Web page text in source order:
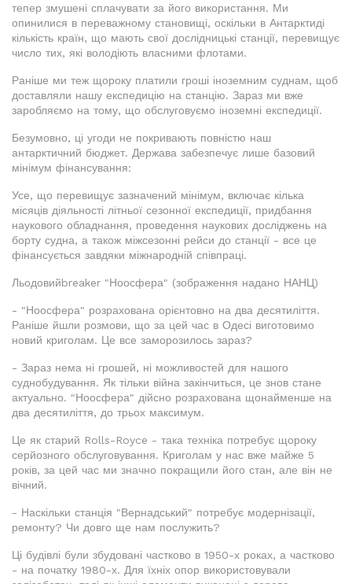
тепер змушені сплачувати за його використання. Ми
опинилися в переважному становищі, оскільки в Антарктиді
кількість країн, що мають свої дослідницькі станції, перевищує
число тих, які володіють власними флотами.
Раніше ми теж щороку платили гроші іноземним суднам, щоб
доставляли нашу експедицію на станцію. Зараз ми вже
заробляємо на тому, що обслуговуємо іноземні експедиції.
Безумовно, ці угоди не покривають повністю наш
антарктичний бюджет. Держава забезпечує лише базовий
мінімум фінансування:
Усе, що перевищує зазначений мінімум, включає кілька
місяців діяльності літньої сезонної експедиції, придбання
наукового обладнання, проведення наукових досліджень на
борту судна, а також міжсезонні рейси до станції - все це
фінансується завдяки міжнародній співпраці.
Льодовийbreaker "Ноосфера" (зображення надано НАНЦ)
- "Ноосфера" розрахована орієнтовно на два десятиліття.
Раніше йшли розмови, що за цей час в Одесі виготовимо
новий криголам. Це все заморозилось зараз?
- Зараз нема ні грошей, ні можливостей для нашого
суднобудування. Як тільки війна закінчиться, це знов стане
актуально. "Ноосфера" дійсно розрахована щонайменше на
два десятиліття, до трьох максимум.
Це як старий Rolls-Royce - така техніка потребує щороку
серйозного обслуговування. Криголам у нас вже майже 5
років, за цей час ми значно покращили його стан, але він не
вічний.
- Наскільки станція "Вернадський" потребує модернізації,
ремонту? Чи довго ще нам послужить?
Ці будівлі були збудовані частково в 1950-х роках, а частково
- на початку 1980-х. Для їхніх опор використовували